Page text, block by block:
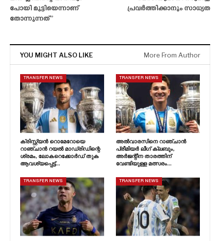
പോയി മുട്ടിയെന്നാണ്
തോന്നുന്നത്”
പ്രവർത്തിക്കാനും സാധ്യത
YOU MIGHT ALSO LIKE More From Author
TRANSFER NEWS
ക്രിസ്റ്റ്യൻ റൊമേറോയെ
റാഞ്ചാൻ റയൽ മാഡ്രിഡിന്റെ
ശ്രമം, ലോകറെക്കോർഡ് തുക
ആവശ്യപ്പെട്ട്…
TRANSFER NEWS
അൽവാരസിനെ റാഞ്ചാൻ
പ്രീമിയർ ലീഗ് ക്ലബും,
അർജന്റീന താരത്തിന്
വേണ്ടിയുള്ള മത്സരം…
TRANSFER NEWS TRANSFER NEWS